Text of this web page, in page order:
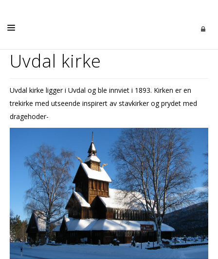
KIRKELIGE HANDLINGER
BARN OG UNGE
MENIGHETSRÅDET
KALENDER
KONTAKT
Uvdal kirke
Uvdal kirke ligger i Uvdal og ble innviet i 1893. Kirken er en
trekirke med utseende inspirert av stavkirker og prydet med
dragehoder-